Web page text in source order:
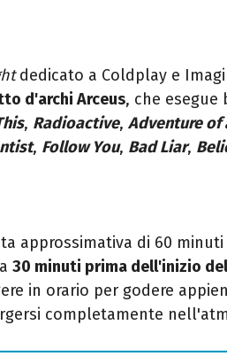
dedicato a Coldplay e
d'archi Arceus, che esegue
, Radioactive, Adventure of
, Follow You, Bad Liar,
approssimativa di 60
30 minuti prima dell'inizio
in orario per godere
completamente